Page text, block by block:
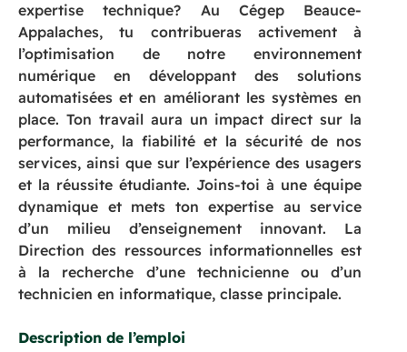
expertise technique? Au Cégep Beauce-
Appalaches, tu contribueras activement à
l’optimisation de notre environnement
numérique en développant des solutions
automatisées et en améliorant les systèmes en
place. Ton travail aura un impact direct sur la
performance, la fiabilité et la sécurité de nos
services, ainsi que sur l’expérience des usagers
et la réussite étudiante. Joins-toi à une équipe
dynamique et mets ton expertise au service
d’un milieu d’enseignement innovant. La
Direction des ressources informationnelles est
à la recherche d’une technicienne ou d’un
technicien en informatique, classe principale.
Description de l’emploi